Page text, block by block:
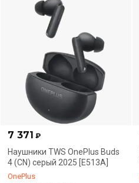
7 371 ₽
Наушники TWS OnePlus Buds
4 (CN) серый 2025 [E513A]
OnePlus